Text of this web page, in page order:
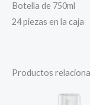
Botella de 750ml
24 piezas en la caja
Productos